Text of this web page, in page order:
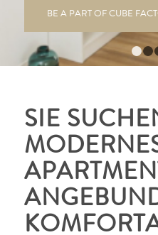
BE A PART OF CUBE
SIE